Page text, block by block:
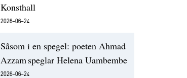
Konsthall
2026-06-24
Såsom i en spegel: poeten Ahmad
Azzam speglar Helena Uambembe
2026-06-24